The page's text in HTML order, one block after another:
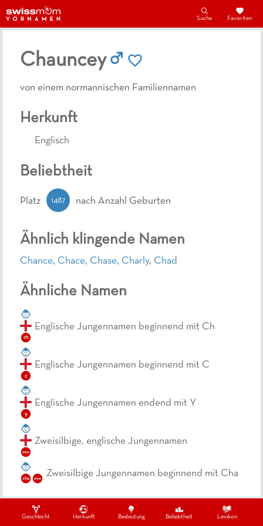
Geschlecht Herkunft Bedeutung Beliebtheit Lexikon
Suche Favoriten
Chauncey
von einem normannischen Familiennamen
Herkunft
Englisch
Ähnlich klingende Namen
Chance, Chace, Chase, Charly, Chad
Ähnliche Namen
ch
Englische Jungennamen beginnend mit Ch
c
Englische Jungennamen beginnend mit C
y
Englische Jungennamen endend mit Y
zwe
Zweisilbige, englische Jungennamen
cha zwe Zweisilbige Jungennamen beginnend mit Cha
Beliebtheit
Platz 1487 nach Anzahl Geburten